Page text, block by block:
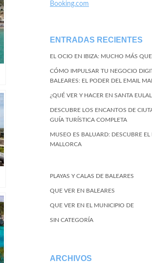
Booking.com
ENTRADAS RECIENTES
EL OCIO EN IBIZA: MUCHO MÁS
CÓMO IMPULSAR TU NEGOCIO
BALEARES: EL PODER DEL EMAIL
¿QUÉ VER Y HACER EN SANTA
DESCUBRE LOS ENCANTOS DE
GUÍA TURÍSTICA COMPLETA
MUSEO ES BALUARD: DESCUBRE
MALLORCA
PLAYAS Y CALAS DE BALEARES
QUE VER EN BALEARES
QUE VER EN EL MUNICIPIO DE
SIN CATEGORÍA
ARCHIVOS